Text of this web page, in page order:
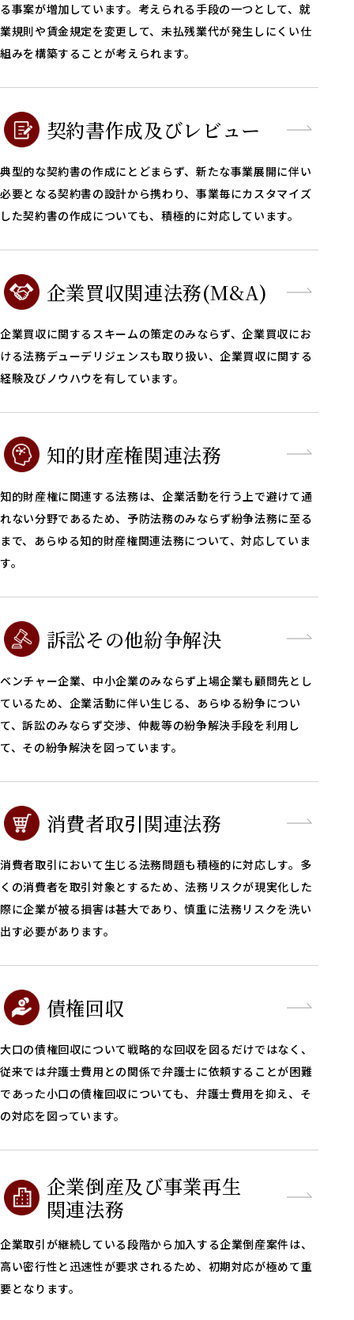
る事案が増加しています。考えられる手段の一つとして、就
業規則や賃金規定を変更して、未払残業代が発生しにくい仕
組みを構築することが考えられます。
契約書作成及びレビュー
典型的な契約書の作成にとどまらず、新たな事業展開に伴い
必要となる契約書の設計から携わり、事業毎にカスタマイズ
した契約書の作成についても、積極的に対応しています。
企業買収関連法務(M&A)
企業買収に関するスキームの策定のみならず、企業買収にお
ける法務デューデリジェンスも取り扱い、企業買収に関する
経験及びノウハウを有しています。
知的財産権関連法務
知的財産権に関連する法務は、企業活動を行う上で避けて通
れない分野であるため、予防法務のみならず紛争法務に至る
まで、あらゆる知的財産権関連法務について、対応していま
す。
訴訟その他紛争解決
ベンチャー企業、中小企業のみならず上場企業も顧問先とし
ているため、企業活動に伴い生じる、あらゆる紛争につい
て、訴訟のみならず交渉、仲裁等の紛争解決手段を利用し
て、その紛争解決を図っています。
消費者取引関連法務
消費者取引において生じる法務問題も積極的に対応しす。多
くの消費者を取引対象とするため、法務リスクが現実化した
際に企業が被る損害は甚大であり、慎重に法務リスクを洗い
出す必要があります。
債権回収
大口の債権回収について戦略的な回収を図るだけではなく、
従来では弁護士費用との関係で弁護士に依頼することが困難
であった小口の債権回収についても、弁護士費用を抑え、そ
の対応を図っています。
企業倒産及び事業再生
関連法務
企業取引が継続している段階から加入する企業倒産案件は、
高い密行性と迅速性が要求されるため、初期対応が極めて重
要となります。